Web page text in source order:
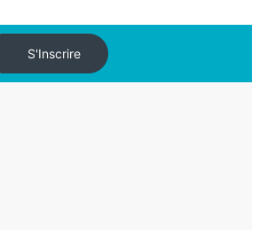
S'Inscrire